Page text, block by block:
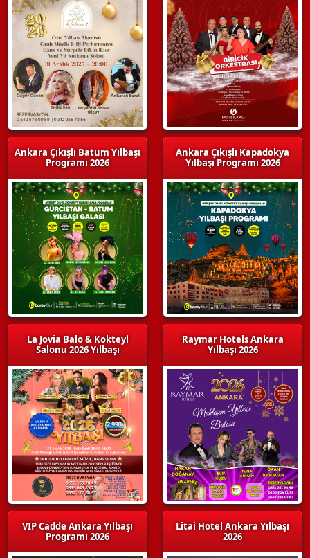
Ankara Çıkışlı Batum Yılbaşı
Programı 2026
La Jovia Balo & Kokteyl
Salonu 2026 Yılbaşı
VIP Cadde Ankara Yılbaşı
Programı 2026
Ankara Çıkışlı Kapadokya
Yılbaşı Programı 2026
Raymar Hotels Ankara
Yılbaşı 2026
Litai Hotel Ankara Yılbaşı
2026